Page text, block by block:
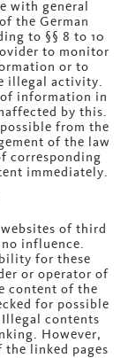
with general
the German
to §§ 8 to 10
to monitor
or to
illegal activity.
information in
by this.
from the
of the law
corresponding
immediately.
of third
influence.
for these
or operator of
content of the
for possible
contents
However,
linked pages